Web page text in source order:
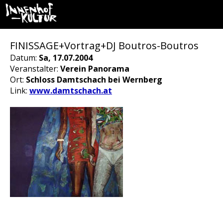
FINISSAGE+Vortrag+DJ Boutros-Boutros
Datum: Sa, 17.07.2004
Veranstalter: Verein Panorama
Ort: Schloss Damtschach bei Wernberg
Link: www.damtschach.at